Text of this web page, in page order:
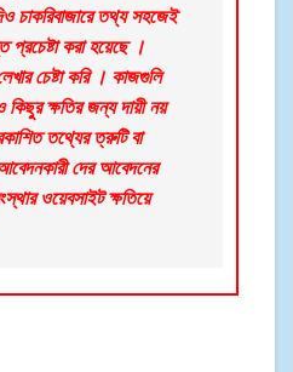
চাকরিবাজারে তথ্য সহজেই
করা হয়েছে ।
চেষ্টা করি । কাজগুলি
ক্ষতির জন্য দায়ী নয়
তথ্যের ত্রুটি বা
দের আবেদনের
ওয়েবসাইট ক্ষতিয়ে